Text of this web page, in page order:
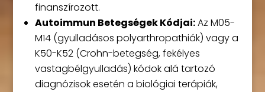
finanszírozott.
Autoimmun Betegségek Kódjai:Az M05-
M14 (gyulladásos polyarthropathiák) vagy a
K50-K52 (Crohn-betegség, fekélyes
vastagbélgyulladás) kódok alá tartozó
diagnózisok esetén a biológiai terápiák,